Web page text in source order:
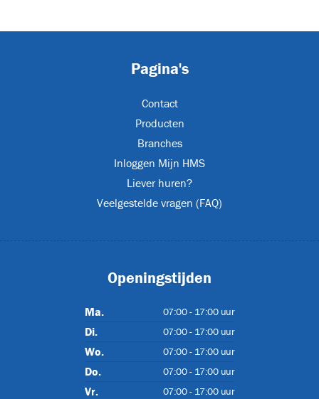
Pagina's
Contact
Producten
Branches
Inloggen Mijn HMS
Liever huren?
Veelgestelde vragen (FAQ)
Openingstijden
Ma. 07:00 - 17:00 uur
Di. 07:00 - 17:00 uur
Wo. 07:00 - 17:00 uur
Do. 07:00 - 17:00 uur
Vr. 07:00 - 17:00 uur